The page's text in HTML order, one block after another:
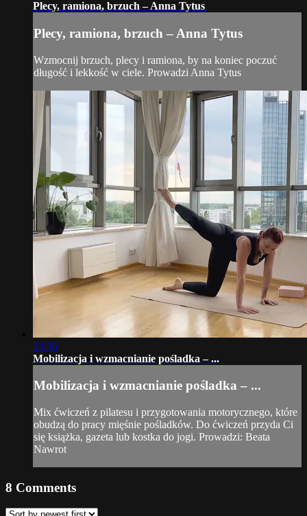
Plecy, ramiona, brzuch – Anna Tytus
Plecy, ramiona, brzuch – Anna Tytus
Wzmocnij brzuch, plecy i ramiona, by na koniec poczuć
długość i lekkość w ciele. Prowadzi Anna Tytus
33:36
Mobilizacja i wzmacnianie pośladka – ...
Mobilizacja i wzmacnianie pośladka – ...
Mix ćwiczeń z pilatesu i przygotowania motorycznego, które
obudzą do pracy mięśnie pośladków. Do ćwiczeń przyda Ci
się książka, gazeta lub kostka do jogi. Prowadzi: Beata
Nawrot
8 Comments